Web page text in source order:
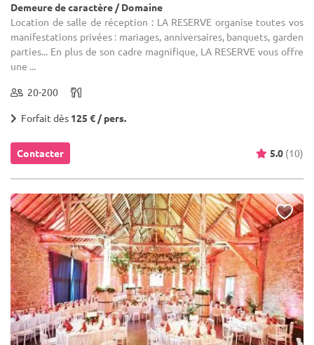
Demeure de caractère / Domaine
Location de salle de réception : LA RESERVE organise toutes vos
manifestations privées : mariages, anniversaires, banquets, garden
parties... En plus de son cadre magnifique, LA RESERVE vous offre
une ...
20-200
Forfait dès 125 € / pers.
Contacter 5.0 (10)